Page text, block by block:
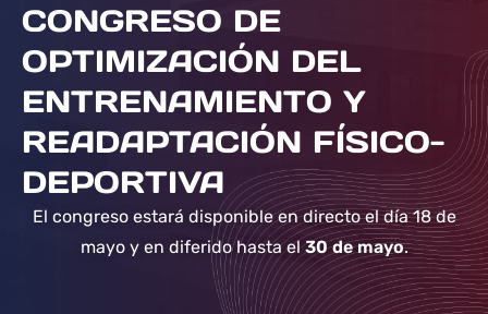
CONGRESO DE
OPTIMIZACIÓN DEL
ENTRENAMIENTO Y
READAPTACIÓN FÍSICO-
DEPORTIVA
El congreso estará disponible en directo el día 18 de
mayo y en diferido hasta el30 de mayo.